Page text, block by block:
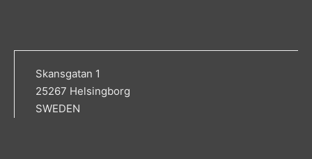
Skansgatan 1
25267 Helsingborg
SWEDEN